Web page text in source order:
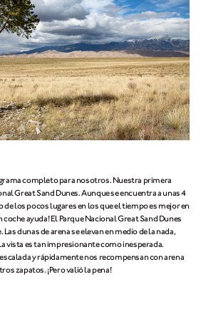
completo para nosotros. Nuestra primera
Great Sand Dunes. Aunque se encuentra a unas 4
de los pocos lugares en los que el tiempo es mejor en
coche ayuda! El Parque Nacional Great Sand Dunes
dunas de arena se elevan en medio de la nada,
vista es tan impresionante como inesperada.
y rápidamente nos recompensan con arena
zapatos. ¡Pero valió la pena!